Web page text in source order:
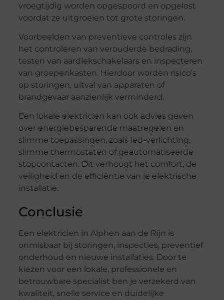
vroegtijdig worden opgespoord en opgelost
voordat ze uitgroeien tot grote storingen.
Voorbeelden van preventieve controles zijn
het controleren van verouderde bedrading,
testen van aardlekschakelaars en inspecteren
van groepenkasten. Hierdoor worden risico’s
op storingen, uitval van apparaten of
brandgevaar aanzienlijk verminderd.
Een lokale elektricien kan ook advies geven
over energiebesparende maatregelen en
slimme toepassingen, zoals led-verlichting,
slimme thermostaten of geautomatiseerde
stopcontacten. Dit verhoogt het comfort, de
veiligheid en de efficiëntie van je elektrische
installatie.
Conclusie
Een elektricien in Alphen aan de Rijn is
onmisbaar bij storingen, inspecties, preventief
onderhoud en nieuwe installaties. Door te
kiezen voor een lokale, professionele en
betrouwbare specialist ben je verzekerd van
kwaliteit, snelle service en duidelijke